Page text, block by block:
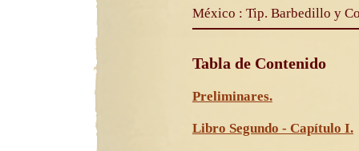
México : Tip. Barbedillo y
Tabla de Contenido
Preliminares.
Libro Segundo - Capítulo I.